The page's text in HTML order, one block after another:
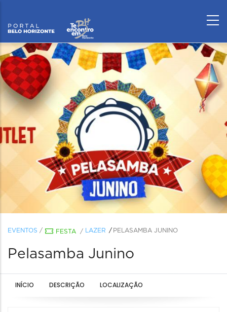
EVENTOS / FESTA / LAZER PELASAMBA JUNINO
Pelasamba Junino
INÍCIO DESCRIÇÃO LOCALIZAÇÃO